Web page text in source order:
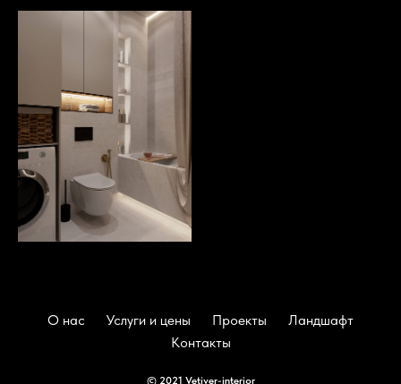
О нас Услуги и цены Проекты
Ландшафт
Контакты
© 2021 Vetiver-interior